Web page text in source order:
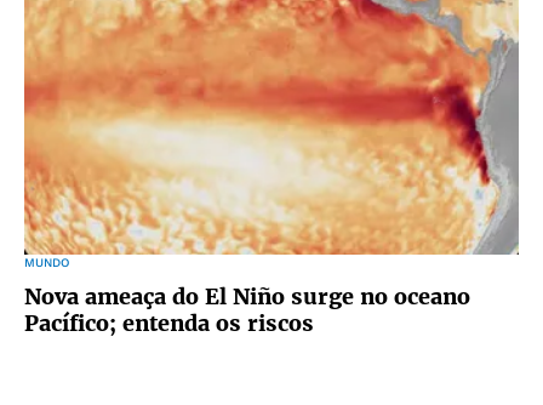
MUNDO
Nova ameaça do El Niño surge no oceano
Pacífico; entenda os riscos